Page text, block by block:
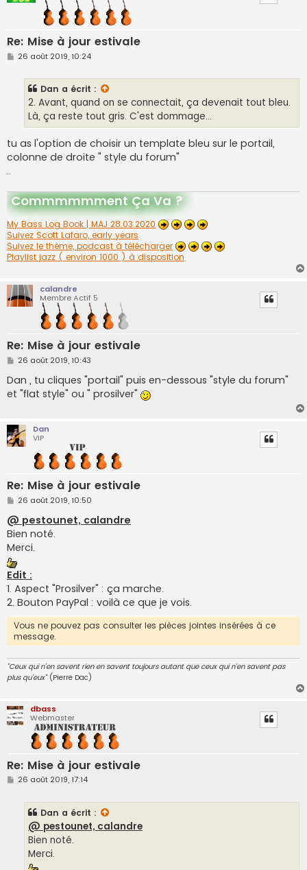
Re: Mise à jour estivale
M
26 août 2019, 10:24
Dan a écrit :
2. Avant, quand on se connectait, ça devenait tout bleu.
Là, ça reste tout gris. C'est dommage...
tu as l'option de choisir un template bleu sur le portail,
colonne de droite " style du forum"
..
Commmmmment Ça Va ?
My Bass Log Book | MAJ 28.03.2020
Suivez Scott Lafaro, early years
Suivez le thème, podcast à télécharger
Playlist jazz ( environ 1000 ) à disposition
calandre
Membre Actif 5
Re: Mise à jour estivale
M
s
s
a
26 août 2019, 10:43
Dan , tu cliques "portail" puis en-dessous "style du forum"
et "flat style" ou " prosilver"
Dan
VIP
Re: Mise à jour estivale
M
s
s
a
g
e
26 août 2019, 10:50
@ pestounet, calandre
Bien noté.
Merci.
Edit :
1. Aspect "Prosilver" : ça marche.
2. Bouton PayPal : voilà ce que je vois.
Vous ne pouvez pas consulter les pièces jointes insérées à ce
message.
"Ceux qui n'en savent rien en savent toujours autant que ceux qui n'en savent pas
plus qu'eux"(Pierre Dac)
dbass
Webmaster
Re: Mise à jour estivale
M
26 août 2019, 17:14
Dan a écrit :
@ pestounet, calandre
Bien noté.
Merci.